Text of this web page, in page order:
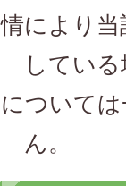
情により当
している
について
ん。